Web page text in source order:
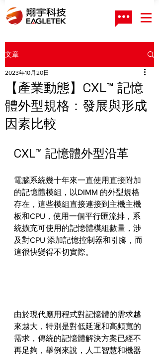
文章
【產業動態】CXL™ 記憶
體外型規格：發展與形成
因素比較
2023年10月20日
CXL™ 記憶體外型沿革
電腦系統幾十年來一直使用直接附加
的記憶體模組，以DIMM 的外型規格
存在，這些模組直接連接到主機主機
板和CPU，使用一個平行匯流排，系
統擴充可使用的記憶體模組數量，涉
及對CPU 添加記憶控制器和引腳，而
這很快變得不切實際。
由於現代應用程式對記憶體的需求越
來越大，特別是對低延遲和高頻寬的
需求，傳統的記憶體解決方案已經不
再足夠，舉例來說，人工智慧和機器